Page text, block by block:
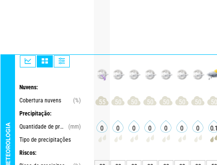
METEOROLOGIA
Nuvens:
Cobertura nuvens
(%)
Precipitação:
Quantidade de precipitações
(mm)
Tipo de precipitações
Riscos:
55 50 50 50 50 50 50 50
0 0 0 0 0 0 0